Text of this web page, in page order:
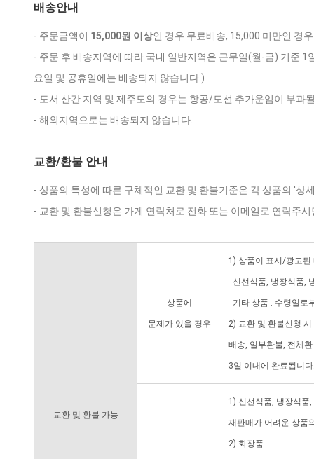
배송안내
- 주문금액이 15,000원 이상인 경우 무료배송, 15,000 미만인 경
- 주문 후 배송지역에 따라 국내 일반지역은 근무일(월-금) 기준
요일 및 공휴일에는 배송되지 않습니다.)
- 도서 산간 지역 및 제주도의 경우는 항공/도선 추가운임이 부과
- 해외지역으로는 배송되지 않습니다.
교환/환불 안내
- 상품의 특성에 따른 구체적인 교환 및 환불기준은 각 상품의 '상
- 교환 및 환불신청은 가게 연락처로 전화 또는 이메일로 연락주
교환 및 환불 가능
상품에
문제가 있을 경우
1) 상품이 표시/광고된
- 신선식품, 냉장식품,
- 기타 상품 : 수령일로
2) 교환 및 환불신청
배송, 일부환불, 전체
3일 이내에 완료됩니
1) 신선식품, 냉장식품
재판매가 어려운 상품
2) 화장품